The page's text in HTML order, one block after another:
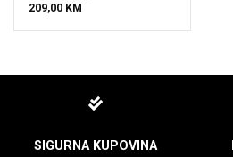
209,00 KM
SIGURNA KUPOVINA